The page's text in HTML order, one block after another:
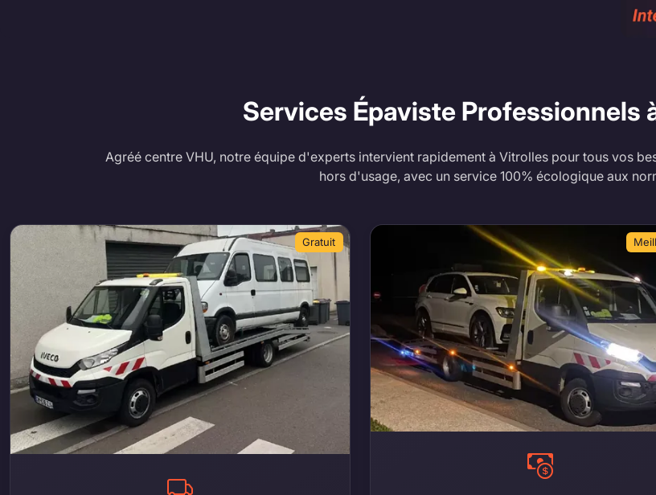
Services Épaviste Professionnels
Agréé centre VHU, notre équipe d'experts intervient rapidement à Vitrolles pour tous vos
hors d'usage, avec un service 100% écologique aux
Gratuit